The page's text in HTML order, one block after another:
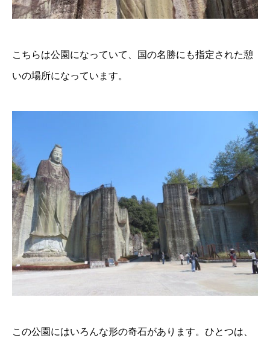
こちらは公園になっていて、国の名勝にも指定された憩
いの場所になっています。
この公園にはいろんな形の奇石があります。ひとつは、